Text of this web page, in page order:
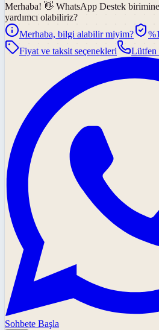
Merhaba! 👋 WhatsApp Destek
yardımcı olabiliriz?
Merhaba, bilgi alabilir miyim?
Fiyat ve taksit seçenekleri
Lütfen
Sohbete Başla